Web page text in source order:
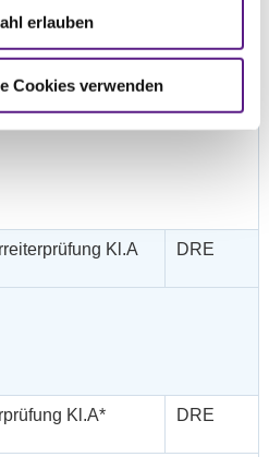
erlauben
Cookies verwenden
Kl.L
Kl.A DRE
Kl.A* DRE